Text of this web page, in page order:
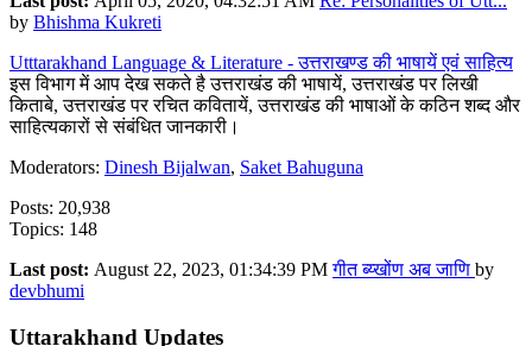
by Bhishma Kukreti
Utttarakhand Language & Literature - उत्तराखण्ड की भाषायें एवं साहित्य
इस विभाग में आप देख सकते है उत्तराखंड की भाषायें, उत्तराखंड पर लिखी
किताबे, उत्तराखंड पर रचित कवितायें, उत्तराखंड की भाषाओं के कठिन शब्द और
साहित्यकारों से संबंधित जानकारी।
Moderators: Dinesh Bijalwan, Saket Bahuguna
Posts: 20,938
Topics: 148
Last post: August 22, 2023, 01:34:39 PMगीत ब्य्खोंण अब जाणि by
devbhumi
Uttarakhand Updates